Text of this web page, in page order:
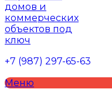
+7 (987) 297-65-63
Меню